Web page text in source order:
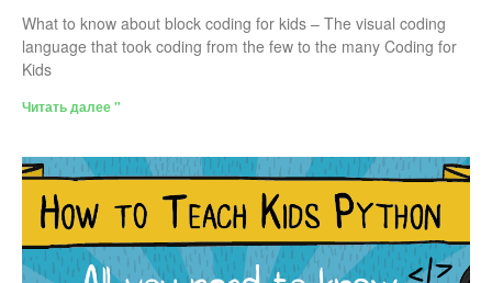
What to know about block coding for kids – The visual coding
language that took coding from the few to the many Coding for
Kids
Читать далее "